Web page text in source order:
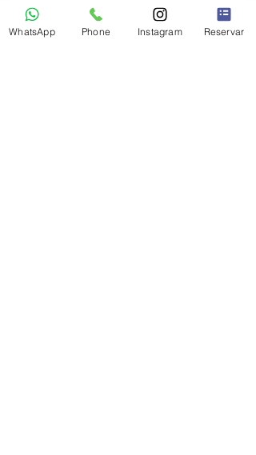
WhatsApp Phone Instagram Reservar